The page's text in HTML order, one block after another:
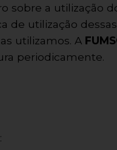
sobre a utilização
de utilização
utilizamos. A
periodicamente.